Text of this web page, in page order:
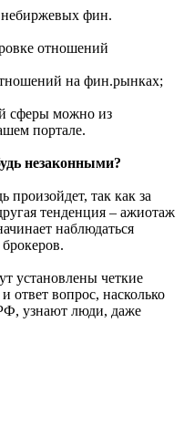
фин.
отношений
на фин.рынках;
сферы можно из
портале.
незаконными?
произойдет, так как за
тенденция – ажиотаж
наблюдаться
установлены четкие
ответ вопрос, насколько
узнают люди, даже